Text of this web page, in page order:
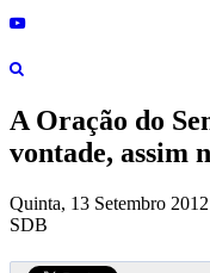
A Oração do
vontade, assim
Quinta, 13 Setembro
SDB